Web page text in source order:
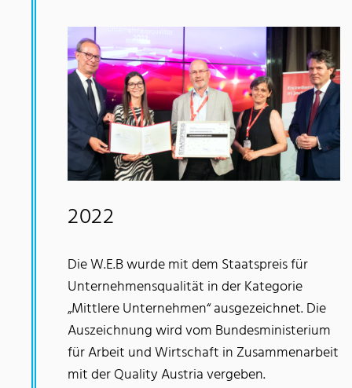
2022
Die W.E.B wurde mit dem Staatspreis für
Unternehmensqualität in der Kategorie
„Mittlere Unternehmen“ ausgezeichnet. Die
Auszeichnung wird vom Bundesministerium
für Arbeit und Wirtschaft in Zusammenarbeit
mit der Quality Austria vergeben.